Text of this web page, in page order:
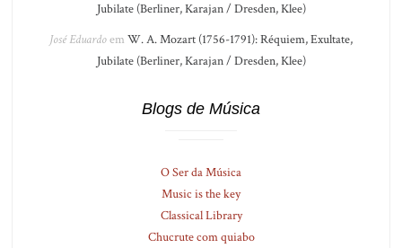
Jubilate (Berliner, Karajan / Dresden, Klee)
José Eduardoem W. A. Mozart (1756-1791): Réquiem, Exultate,
Jubilate (Berliner, Karajan / Dresden, Klee)
Blogs de Música
O Ser da Música
Music is the key
Classical Library
Chucrute com quiabo